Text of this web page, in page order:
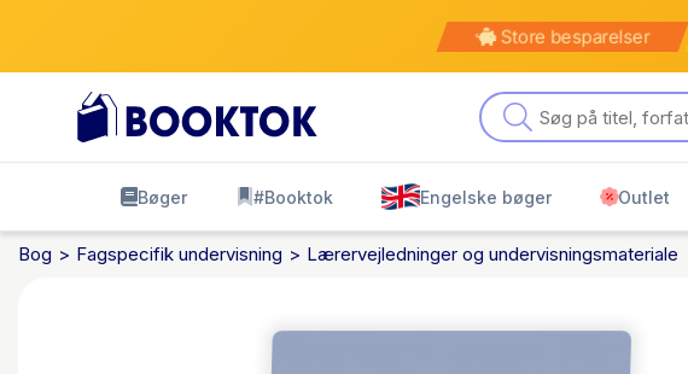
levering til pakkeshop
Bøger #Booktok Engelske bøger Outlet
Bog Fagspecifik undervisning Lærervejledninger og undervisningsmateriale